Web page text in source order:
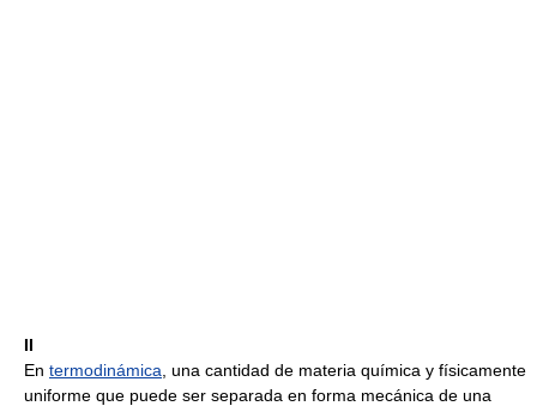
II
En termodinámica , una cantidad de materia química y físicamente
uniforme que puede ser separada en forma mecánica de una